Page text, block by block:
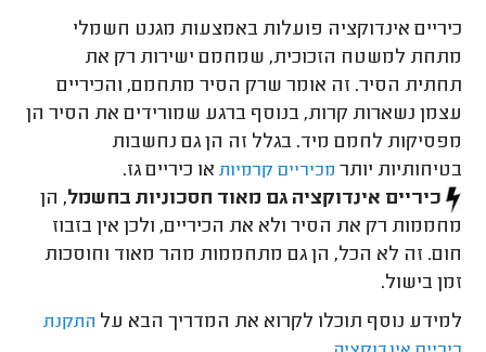
כיריים אינדוקציה פועלות באמצעות מגנט חשמלי
מתחת למשטח הזכוכית, שמחמם ישירות רק את
תחתית הסיר. זה אומר שרק הסיר מתחמם, והכיריים
עצמן נשארות קרות, בנוסף ברגע שמורידים את הסיר הן
מפסיקות לחמם מיד. בגלל זה הן גם נחשבות
בטיחותיות יותר מכיריים קרמיות או כיריים גז.
כיריים אינדוקציה גם מאוד חסכוניות בחשמל, הן
מחממות רק את הסיר ולא את הכיריים, ולכן אין בזבוז
חום. זה לא הכל, הן גם מתחממות מהר מאוד וחוסכות
זמן בישול.
למידע נוסף תוכלו לקרוא את המדריך הבא על התקנת